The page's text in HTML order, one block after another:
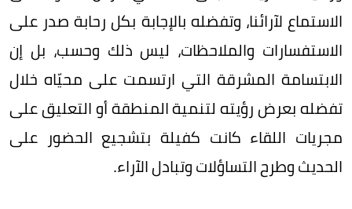
الاستماع لآرائنا، وتفضله بالإجابة بكل رحابة صدر على
الاستفسارات والملاحظات، ليس ذلك وحسب، بل إن
الابتسامة المشرقة التي ارتسمت على محيّاه خلال
تفضله بعرض رؤيته لتنمية المنطقة أو التعليق على
مجريات اللقاء كانت كفيلة بتشجيع الحضور على
الحديث وطرح التساؤلات وتبادل الآراء.